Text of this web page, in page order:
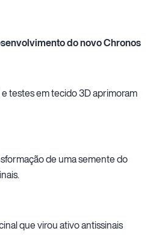
do novo Chronos
testes em tecido 3D aprimoram
de uma semente do
que virou ativo antissinais